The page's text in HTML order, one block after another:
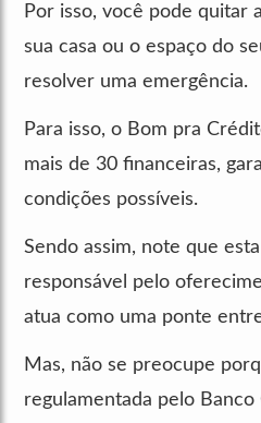
Por isso, você pode quitar
sua casa ou o espaço do
resolver uma emergência.
Para isso, o Bom pra
mais de 30 financeiras,
condições possíveis.
Sendo assim, note que
responsável pelo
atua como uma ponte
Mas, não se preocupe
regulamentada pelo